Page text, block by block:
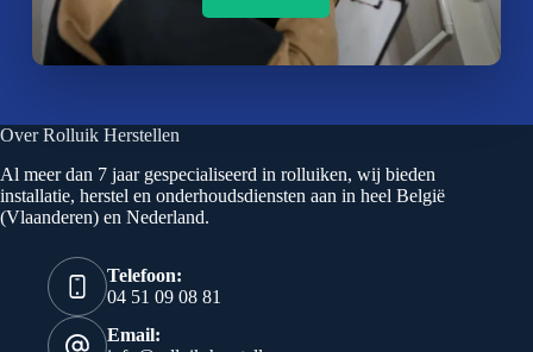
Over Rolluik Herstellen
Al meer dan 7 jaar gespecialiseerd in rolluiken, wij bieden
installatie, herstel en onderhoudsdiensten aan in heel België
(Vlaanderen) en Nederland.
Telefoon:
04 51 09 08 81
Email: